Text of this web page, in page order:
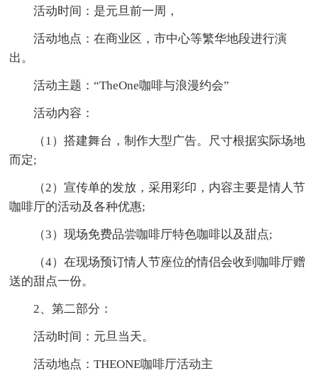
活动时间：是元旦前一周，
活动地点：在商业区，市中心等繁华地段进行演
出。
活动主题：“TheOne咖啡与浪漫约会”
活动内容：
（1）搭建舞台，制作大型广告。尺寸根据实际场地
而定;
（2）宣传单的发放，采用彩印，内容主要是情人节
咖啡厅的活动及各种优惠;
（3）现场免费品尝咖啡厅特色咖啡以及甜点;
（4）在现场预订情人节座位的情侣会收到咖啡厅赠
送的甜点一份。
2、第二部分：
活动时间：元旦当天。
活动地点：THEONE咖啡厅活动主